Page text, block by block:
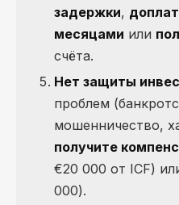
задержки,
месяцами или
счёта.
Нет защиты
проблем
мошенничество,
получите
€20 000 от ICF)
000).